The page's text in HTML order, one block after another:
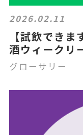
2026.02.11
【試飲でき
酒ウィークリ
グローサリー